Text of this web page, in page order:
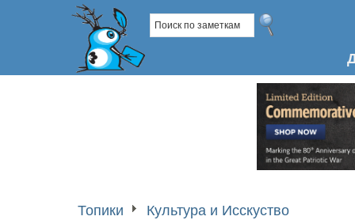
Топики Культура и Исскуство